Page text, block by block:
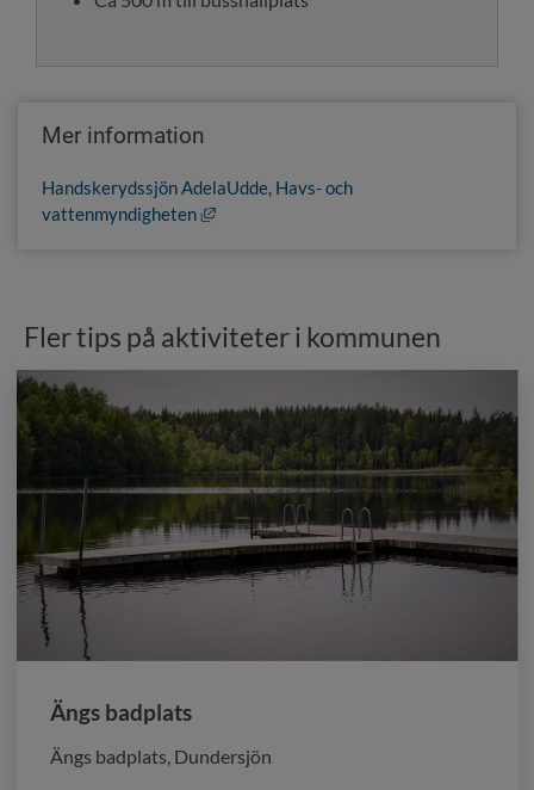
Mer information
Handskerydssjön AdelaUdde, Havs- och
vattenmyndigheten
Länk till annan webbplats, öppnas i nytt
Fler tips på aktiviteter i kommunen
Ängs badplats
Ängs badplats, Dundersjön